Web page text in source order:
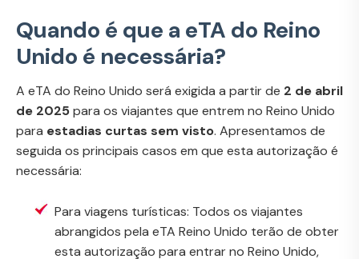
Quando é que a eTA do Reino
Unido é necessária?
A eTA do Reino Unido será exigida a partir de 2 de abril
de 2025para os viajantes que entrem no Reino Unido
para estadias curtas sem visto. Apresentamos de
seguida os principais casos em que esta autorização é
necessária:
Para viagens turísticas: Todos os viajantes
abrangidos pela eTA Reino Unido terão de obter
esta autorização para entrar no Reino Unido,